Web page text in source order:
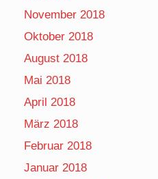
November 2018
Oktober 2018
August 2018
Mai 2018
April 2018
März 2018
Februar 2018
Januar 2018